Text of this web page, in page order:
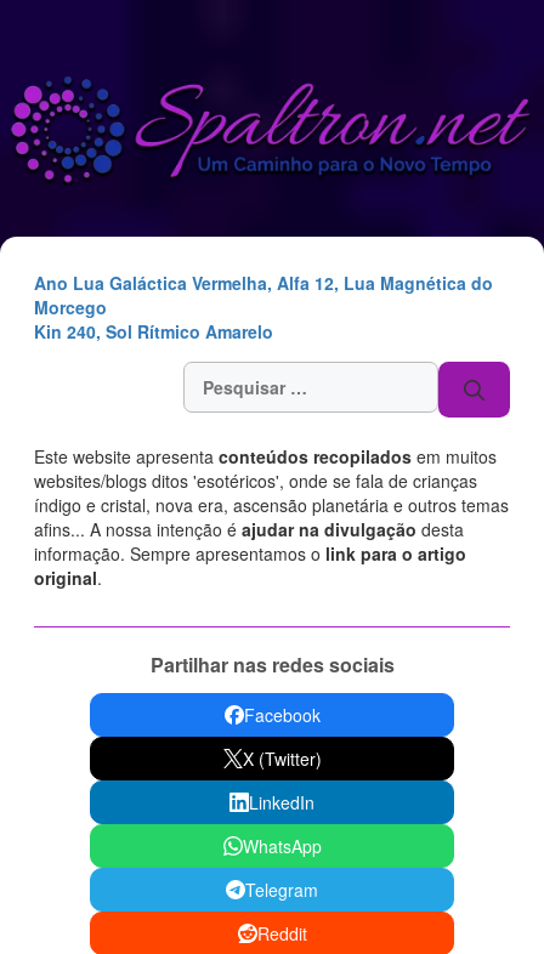
conteúdo
Ano Lua Galáctica Vermelha, Alfa 12, Lua Magnética do
Morcego
Kin 240, Sol Rítmico Amarelo
Pesquisar
por:
Este website apresenta conteúdos recopilados em muitos
websites/blogs ditos 'esotéricos', onde se fala de crianças
índigo e cristal, nova era, ascensão planetária e outros temas
afins... A nossa intenção é ajudar na divulgação desta
informação. Sempre apresentamos o link para o artigo
original.
Partilhar nas redes sociais
Facebook
X (Twitter)
LinkedIn
WhatsApp
Telegram
Reddit